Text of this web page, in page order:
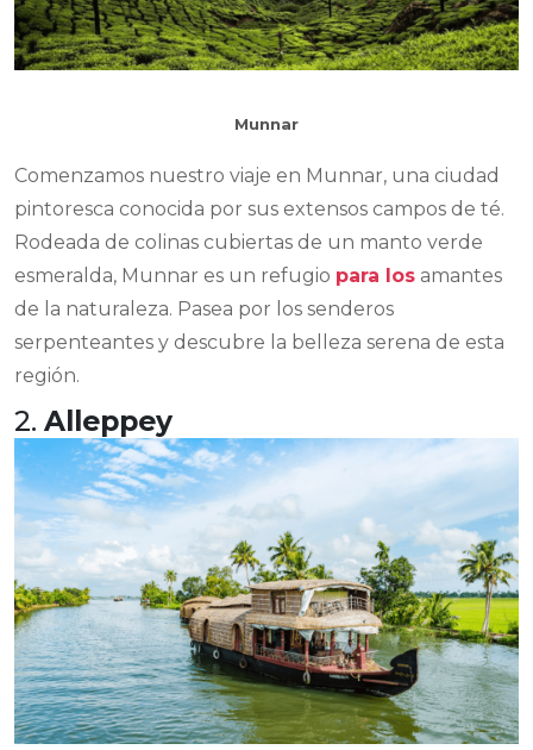
Munnar
Comenzamos nuestro viaje en Munnar, una ciudad
pintoresca conocida por sus extensos campos de té.
Rodeada de colinas cubiertas de un manto verde
esmeralda, Munnar es un refugio para los amantes
de la naturaleza. Pasea por los senderos
serpenteantes y descubre la belleza serena de esta
región.
2. Alleppey